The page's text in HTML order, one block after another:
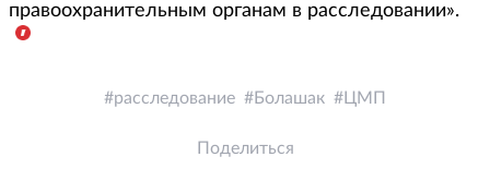
правоохранительным органам в расследовании».
расследование Болашак ЦМП
Поделиться